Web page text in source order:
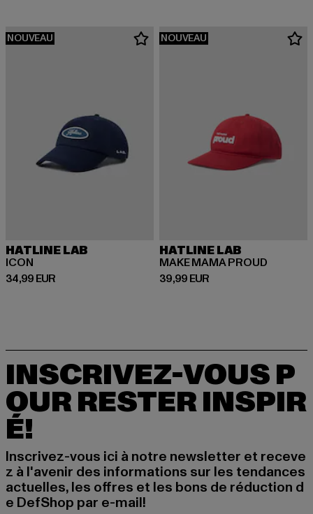
NOUVEAU
HATLINE LAB
ICON
34,99 EUR
Prix courant: 34,99 EUR
NOUVEAU
HATLINE LAB
MAKE MAMA PROUD
39,99 EUR
Prix courant: 39,99 EUR
INSCRIVEZ-VOUS P
OUR RESTER INSPIR
É!
Inscrivez-vous ici à notre newsletter et receve
z à l'avenir des informations sur les tendances
actuelles, les offres et les bons de réduction d
e DefShop par e-mail!